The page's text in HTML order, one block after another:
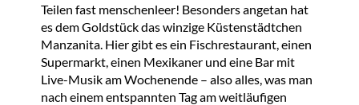
Teilen fast menschenleer! Besonders angetan hat
es dem Goldstück das winzige Küstenstädtchen
Manzanita. Hier gibt es ein Fischrestaurant, einen
Supermarkt, einen Mexikaner und eine Bar mit
Live-Musik am Wochenende – also alles, was man
nach einem entspannten Tag am weitläufigen